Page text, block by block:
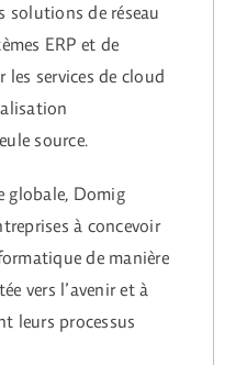
solutions de réseau
ERP et de
les services de cloud
source.
globale, Domig
à concevoir
de manière
vers l’avenir et à
leurs processus